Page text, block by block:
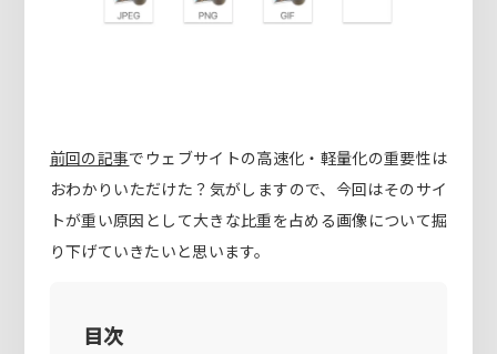
前回の記事でウェブサイトの高速化・軽量化の重要性は
おわかりいただけた？気がしますので、今回はそのサイ
トが重い原因として大きな比重を占める画像について掘
り下げていきたいと思います。
目次